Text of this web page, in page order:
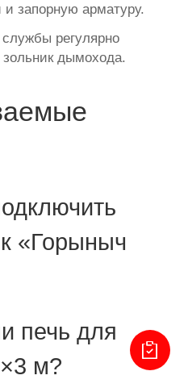
запорную арматуру.
регулярно
дымохода.
«Горыныч
печь для
м?